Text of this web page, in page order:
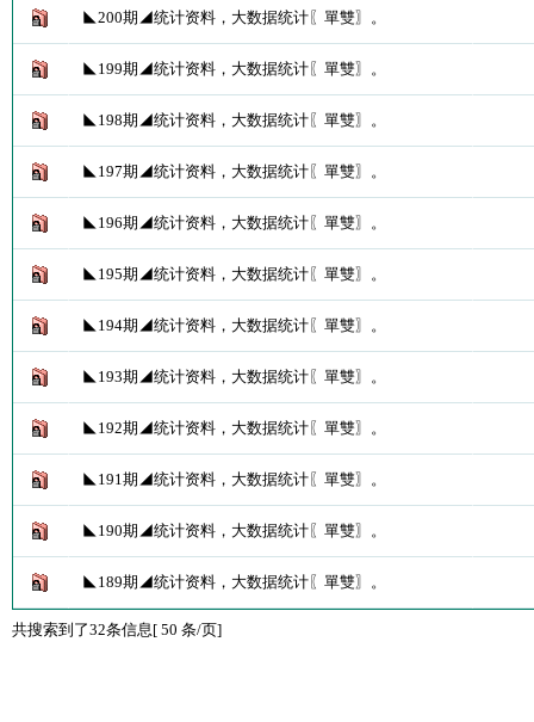
◣200期◢统计资料，大数据统计〖單雙〗。
◣199期◢统计资料，大数据统计〖單雙〗。
◣198期◢统计资料，大数据统计〖單雙〗。
◣197期◢统计资料，大数据统计〖單雙〗。
◣196期◢统计资料，大数据统计〖單雙〗。
◣195期◢统计资料，大数据统计〖單雙〗。
◣194期◢统计资料，大数据统计〖單雙〗。
◣193期◢统计资料，大数据统计〖單雙〗。
◣192期◢统计资料，大数据统计〖單雙〗。
◣191期◢统计资料，大数据统计〖單雙〗。
◣190期◢统计资料，大数据统计〖單雙〗。
◣189期◢统计资料，大数据统计〖單雙〗。
共搜索到了32条信息[ 50 条/页]